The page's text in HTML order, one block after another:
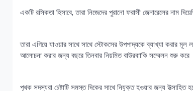
একটি রসিকতা হিসাবে, তারা নিজেদের পুরানো ফরাসী জেনারেলের নাম
তারা এগিয়ে যাওয়ার সাথে সাথে স্টোকসের উপপাদ্যকে ব্যাখ্যা করার
আলোচনা করার জন্য বছরে তিনবার নিয়মিত বাউরবাাকি সম্মেলন শুরু করে
পৃথক সদস্যরা চেষ্টাটি সমস্ত দিকের সাথে নিযুক্ত হওয়ার জন্য উত্সাহিত